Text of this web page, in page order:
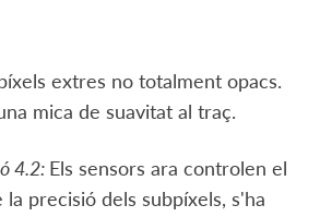
extres no totalment opacs.
mica de suavitat al traç.
4.2: Els sensors ara controlen el
precisió dels subpíxels, s'ha